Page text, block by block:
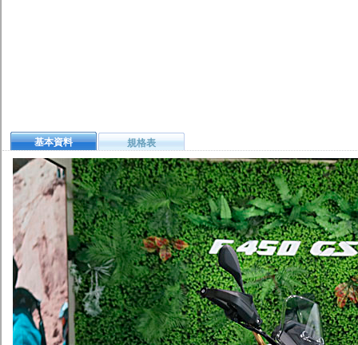
基本資料 規格表